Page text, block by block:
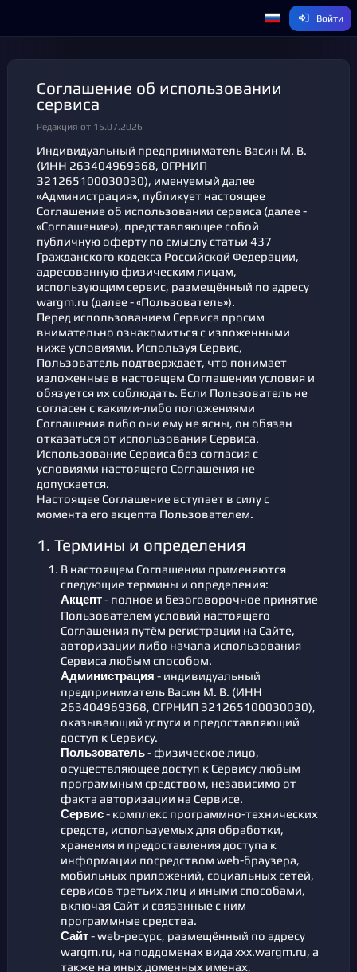
Войти
Соглашение об использовании
сервиса
Редакция от 15.07.2026
Индивидуальный предприниматель Васин М. В.
(ИНН 263404969368, ОГРНИП
321265100030030), именуемый далее
«Администрация», публикует настоящее
Соглашение об использовании сервиса (далее -
«Соглашение»), представляющее собой
публичную оферту по смыслу статьи 437
Гражданского кодекса Российской Федерации,
адресованную физическим лицам,
использующим сервис, размещённый по адресу
wargm.ru (далее - «Пользователь»).
Перед использованием Сервиса просим
внимательно ознакомиться с изложенными
ниже условиями. Используя Сервис,
Пользователь подтверждает, что понимает
изложенные в настоящем Соглашении условия и
обязуется их соблюдать. Если Пользователь не
согласен с какими-либо положениями
Соглашения либо они ему не ясны, он обязан
отказаться от использования Сервиса.
Использование Сервиса без согласия с
условиями настоящего Соглашения не
допускается.
Настоящее Соглашение вступает в силу с
момента его акцепта Пользователем.
1. Термины и определения
В настоящем Соглашении применяются
следующие термины и определения:
Акцепт- полное и безоговорочное принятие
Пользователем условий настоящего
Соглашения путём регистрации на Сайте,
авторизации либо начала использования
Сервиса любым способом.
Администрация - индивидуальный
предприниматель Васин М. В. (ИНН
263404969368, ОГРНИП 321265100030030),
оказывающий услуги и предоставляющий
доступ к Сервису.
Пользователь- физическое лицо,
осуществляющее доступ к Сервису любым
программным средством, независимо от
факта авторизации на Сервисе.
Сервис- комплекс программно-технических
средств, используемых для обработки,
хранения и предоставления доступа к
информации посредством web-браузера,
мобильных приложений, социальных сетей,
сервисов третьих лиц и иными способами,
включая Сайт и связанные с ним
программные средства.
Сайт- web-ресурс, размещённый по адресу
wargm.ru, на поддоменах вида xxx.wargm.ru, а
также на иных доменных именах,